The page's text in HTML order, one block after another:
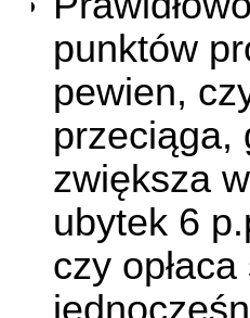
punktów
pewien,
przeciąga,
zwiększa
ubytek 6
czy